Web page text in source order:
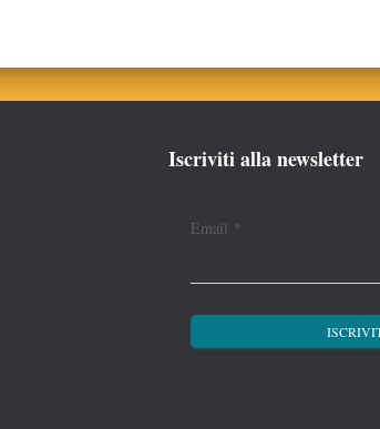
Iscriviti alla newsletter
Email *